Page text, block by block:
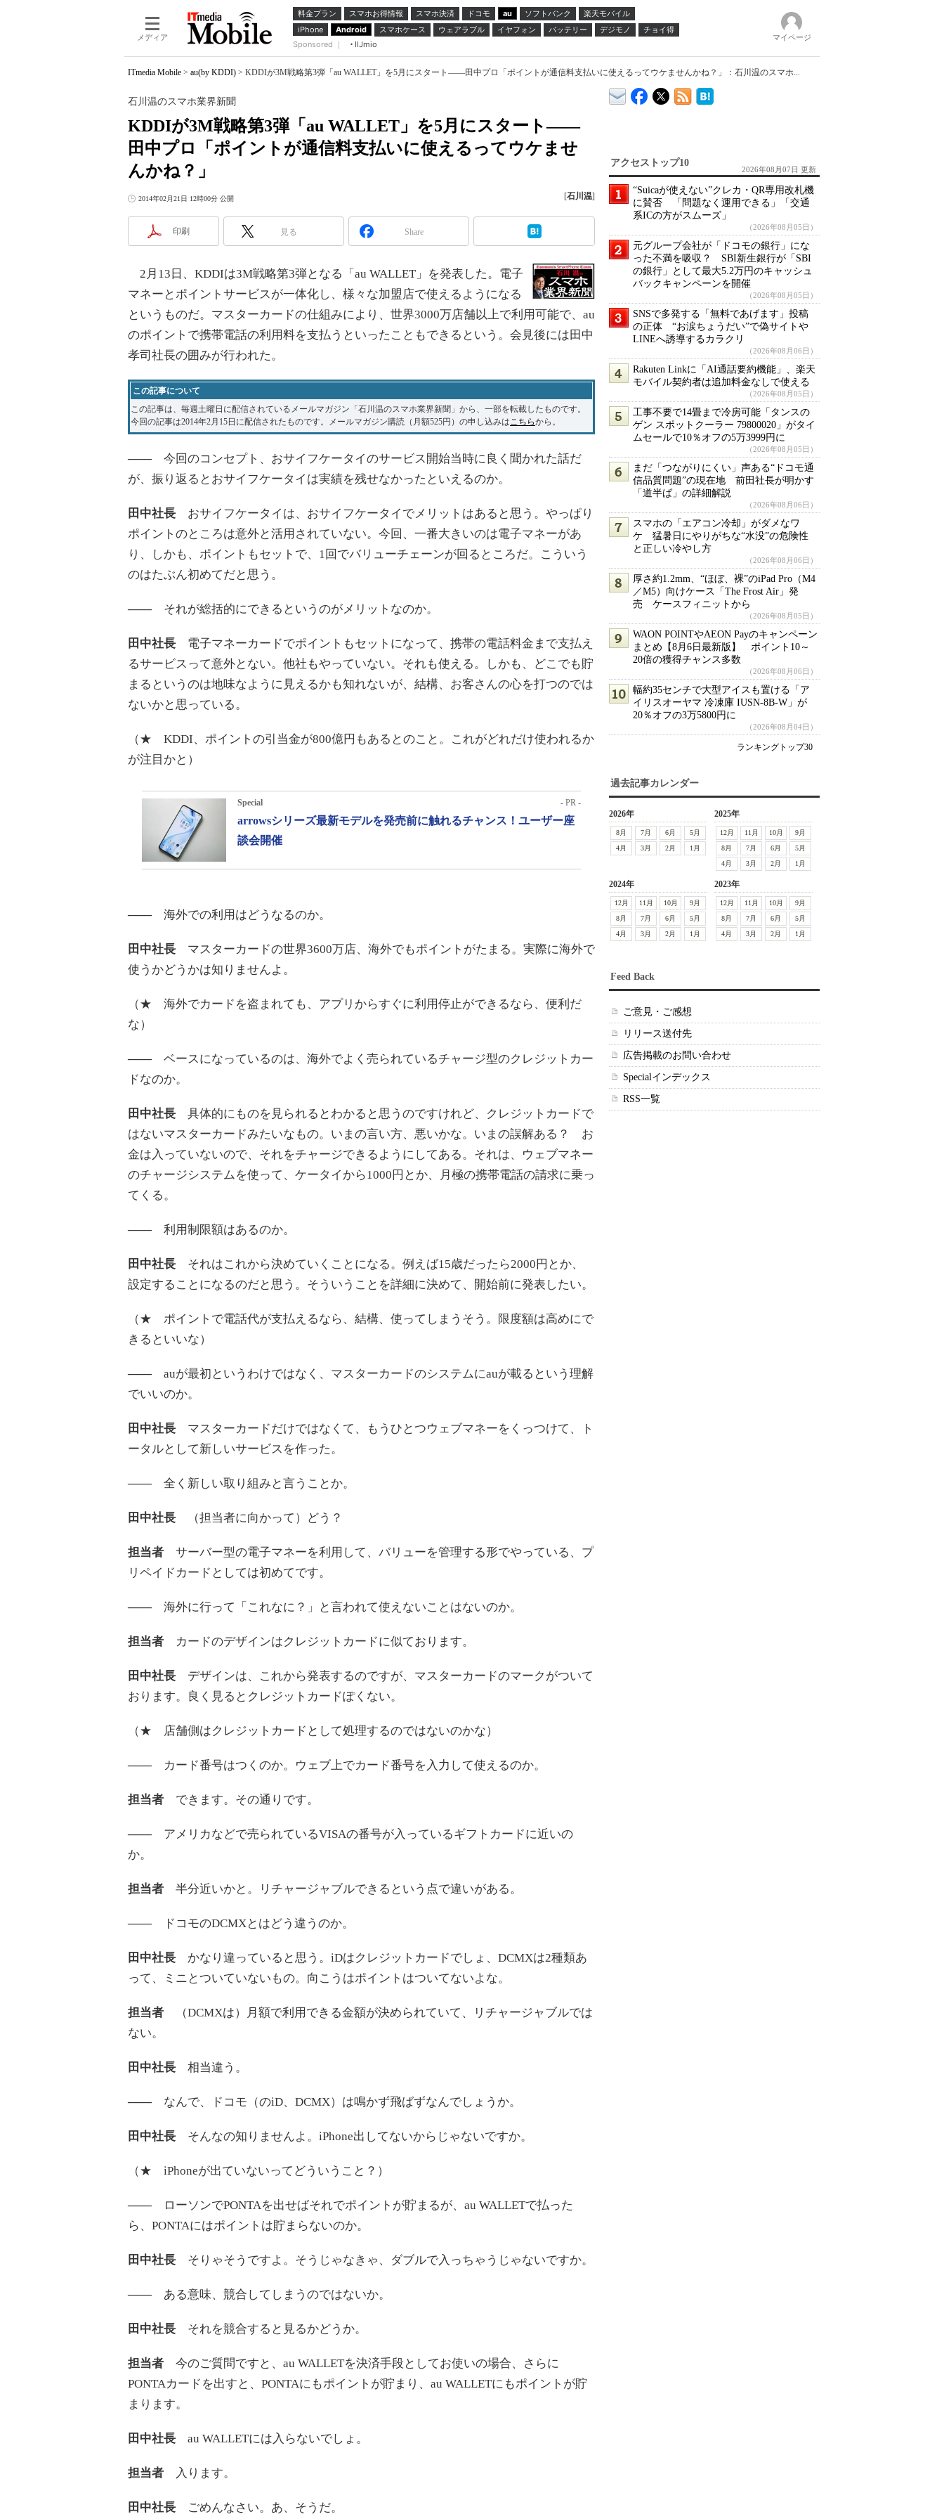
メディア
料金プラン スマホお得情報 スマホ決済 ドコモ au ソフトバンク
楽天モバイル
iPhone
Android スマホケース ウェアラブル イヤフォン バッテリー デジモノ
チョイ得
Sponsored ｜
IIJmio
マイページ
ITmedia Mobile > au(by KDDI) > KDDIが3M戦略第3弾「au WALLET」を5月にスタート――田中プロ「ポイントが通信料支払いに使えるってウケませんかね？」：石川温のスマホ...
KDDIが3M戦略第3弾「au WALLET」を5月にスタート――
田中プロ「ポイントが通信料支払いに使えるってウケませ
んかね？」
石川温のスマホ業界新聞
2014年02月21日 12時00分 公開 [石川温]
印刷 見る Share
2月13日、KDDIは3M戦略第3弾となる「au WALLET」を発表した。電子
マネーとポイントサービスが一体化し、様々な加盟店で使えるようになる
というものだ。マスターカードの仕組みにより、世界3000万店舗以上で利用可能で、au
のポイントで携帯電話の利用料を支払うといったこともできるという。会見後には田中
孝司社長の囲みが行われた。
この記事について
この記事は、毎週土曜日に配信されているメールマガジン「石川温のスマホ業界新聞」から、一部を転載したものです。
今回の記事は2014年2月15日に配信されたものです。メールマガジン購読（月額525円）の申し込みはこちらから。
―― 今回のコンセプト、おサイフケータイのサービス開始当時に良く聞かれた話だ
が、振り返るとおサイフケータイは実績を残せなかったといえるのか。
田中社長 おサイフケータイは、おサイフケータイでメリットはあると思う。やっぱり
ポイントのところは意外と活用されていない。今回、一番大きいのは電子マネーがあ
り、しかも、ポイントもセットで、1回でバリューチェーンが回るところだ。こういう
のはたぶん初めてだと思う。
―― それが総括的にできるというのがメリットなのか。
田中社長 電子マネーカードでポイントもセットになって、携帯の電話料金まで支払え
るサービスって意外とない。他社もやっていない。それも使える。しかも、どこでも貯
まるというのは地味なように見えるかも知れないが、結構、お客さんの心を打つのでは
ないかと思っている。
（★ KDDI、ポイントの引当金が800億円もあるとのこと。これがどれだけ使われるか
が注目かと）
Special - PR -
arrowsシリーズ最新モデルを発売前に触れるチャンス！ユーザー座
談会開催
―― 海外での利用はどうなるのか。
田中社長 マスターカードの世界3600万店、海外でもポイントがたまる。実際に海外で
使うかどうかは知りませんよ。
（★ 海外でカードを盗まれても、アプリからすぐに利用停止ができるなら、便利だ
な）
―― ベースになっているのは、海外でよく売られているチャージ型のクレジットカー
ドなのか。
田中社長 具体的にものを見られるとわかると思うのですけれど、クレジットカードで
はないマスターカードみたいなもの。いまの言い方、悪いかな。いまの誤解ある？ お
金は入っていないので、それをチャージできるようにしてある。それは、ウェブマネー
のチャージシステムを使って、ケータイから1000円とか、月極の携帯電話の請求に乗っ
てくる。
―― 利用制限額はあるのか。
田中社長 それはこれから決めていくことになる。例えば15歳だったら2000円とか、
設定することになるのだと思う。そういうことを詳細に決めて、開始前に発表したい。
（★ ポイントで電話代が支払えるなら、結構、使ってしまうそう。限度額は高めにで
きるといいな）
―― auが最初というわけではなく、マスターカードのシステムにauが載るという理解
でいいのか。
田中社長 マスターカードだけではなくて、もうひとつウェブマネーをくっつけて、ト
ータルとして新しいサービスを作った。
―― 全く新しい取り組みと言うことか。
田中社長 （担当者に向かって）どう？
担当者 サーバー型の電子マネーを利用して、バリューを管理する形でやっている、プ
リペイドカードとしては初めてです。
―― 海外に行って「これなに？」と言われて使えないことはないのか。
担当者 カードのデザインはクレジットカードに似ております。
田中社長 デザインは、これから発表するのですが、マスターカードのマークがついて
おります。良く見るとクレジットカードぽくない。
（★ 店舗側はクレジットカードとして処理するのではないのかな）
―― カード番号はつくのか。ウェブ上でカード番号を入力して使えるのか。
担当者 できます。その通りです。
―― アメリカなどで売られているVISAの番号が入っているギフトカードに近いの
か。
担当者 半分近いかと。リチャージャブルできるという点で違いがある。
―― ドコモのDCMXとはどう違うのか。
田中社長 かなり違っていると思う。iDはクレジットカードでしょ、DCMXは2種類あ
って、ミニとついていないもの。向こうはポイントはついてないよな。
担当者 （DCMXは）月額で利用できる金額が決められていて、リチャージャブルでは
ない。
田中社長 相当違う。
―― なんで、ドコモ（のiD、DCMX）は鳴かず飛ばずなんでしょうか。
田中社長 そんなの知りませんよ。iPhone出してないからじゃないですか。
（★ iPhoneが出ていないってどういうこと？）
―― ローソンでPONTAを出せばそれでポイントが貯まるが、au WALLETで払った
ら、PONTAにはポイントは貯まらないのか。
田中社長 そりゃそうですよ。そうじゃなきゃ、ダブルで入っちゃうじゃないですか。
―― ある意味、競合してしまうのではないか。
田中社長 それを競合すると見るかどうか。
担当者 今のご質問ですと、au WALLETを決済手段としてお使いの場合、さらに
PONTAカードを出すと、PONTAにもポイントが貯まり、au WALLETにもポイントが貯
まります。
田中社長 au WALLETには入らないでしょ。
担当者 入ります。
田中社長 ごめんなさい。あ、そうだ。
アクセストップ10
2026年08月07日 更新
“Suicaが使えない”クレカ・QR専用改札機
に賛否 「問題なく運用できる」「交通
系ICの方がスムーズ」
（2026年08月05日）
元グループ会社が「ドコモの銀行」にな
った不満を吸収？ SBI新生銀行が「SBI
の銀行」として最大5.2万円のキャッシュ
バックキャンペーンを開催
（2026年08月05日）
SNSで多発する「無料であげます」投稿
の正体 “お涙ちょうだい”で偽サイトや
LINEへ誘導するカラクリ
（2026年08月06日）
Rakuten Linkに「AI通話要約機能」、楽天
モバイル契約者は追加料金なしで使える
（2026年08月05日）
工事不要で14畳まで冷房可能「タンスの
ゲン スポットクーラー 79800020」がタイ
ムセールで10％オフの5万3999円に
（2026年08月05日）
まだ「つながりにくい」声ある“ドコモ通
信品質問題”の現在地 前田社長が明かす
「道半ば」の詳細解説
（2026年08月06日）
スマホの「エアコン冷却」がダメなワ
ケ 猛暑日にやりがちな“水没”の危険性
と正しい冷やし方
（2026年08月06日）
厚さ約1.2mm、“ほぼ、裸”のiPad Pro（M4
／M5）向けケース「The Frost Air」発
売 ケースフィニットから
（2026年08月05日）
WAON POINTやAEON Payのキャンペーン
まとめ【8月6日最新版】 ポイント10～
20倍の獲得チャンス多数
（2026年08月06日）
幅約35センチで大型アイスも置ける「ア
イリスオーヤマ 冷凍庫 IUSN-8B-W」が
20％オフの3万5800円に
（2026年08月04日）
ランキングトップ30
過去記事カレンダー
2026年
8月 7月 6月
5月
4月
3月 2月 1月
2025年
12月 11月 10月
9月
8月
7月 6月
5月
4月
3月 2月 1月
2024年
12月 11月 10月
9月
8月
7月 6月
5月
4月
3月 2月 1月
2023年
12月 11月 10月
9月
8月
7月 6月
5月
4月
3月 2月 1月
Feed Back
ご意見・ご感想
リリース送付先
広告掲載のお問い合わせ
Specialインデックス
RSS一覧